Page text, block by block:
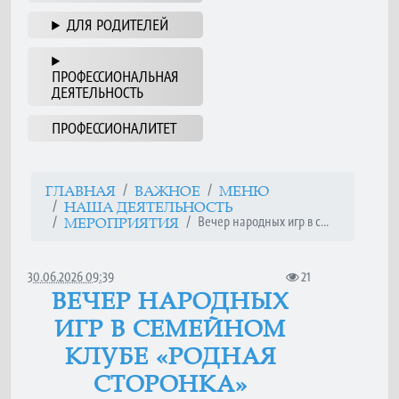
ДЛЯ РОДИТЕЛЕЙ
ПРОФЕССИОНАЛЬНАЯ
ДЕЯТЕЛЬНОСТЬ
ПРОФЕССИОНАЛИТЕТ
ГЛАВНАЯ ВАЖНОЕ
МЕНЮ
НАША ДЕЯТЕЛЬНОСТЬ
МЕРОПРИЯТИЯ
Вечер народных игр в с...
30.06.2026 09:39 21
ВЕЧЕР НАРОДНЫХ
ИГР В СЕМЕЙНОМ
КЛУБЕ «РОДНАЯ
СТОРОНКА»